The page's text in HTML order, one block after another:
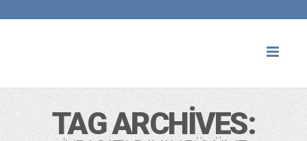
TAG ARCHIVES: